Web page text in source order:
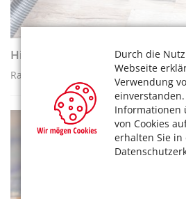
Durch die
Webseite
Verwendung
Informationen
von Cookies
erhalten Sie in
Hilfe im Haushalt für
Ratgeber zu Anträgen und Kosten
RATGEBER